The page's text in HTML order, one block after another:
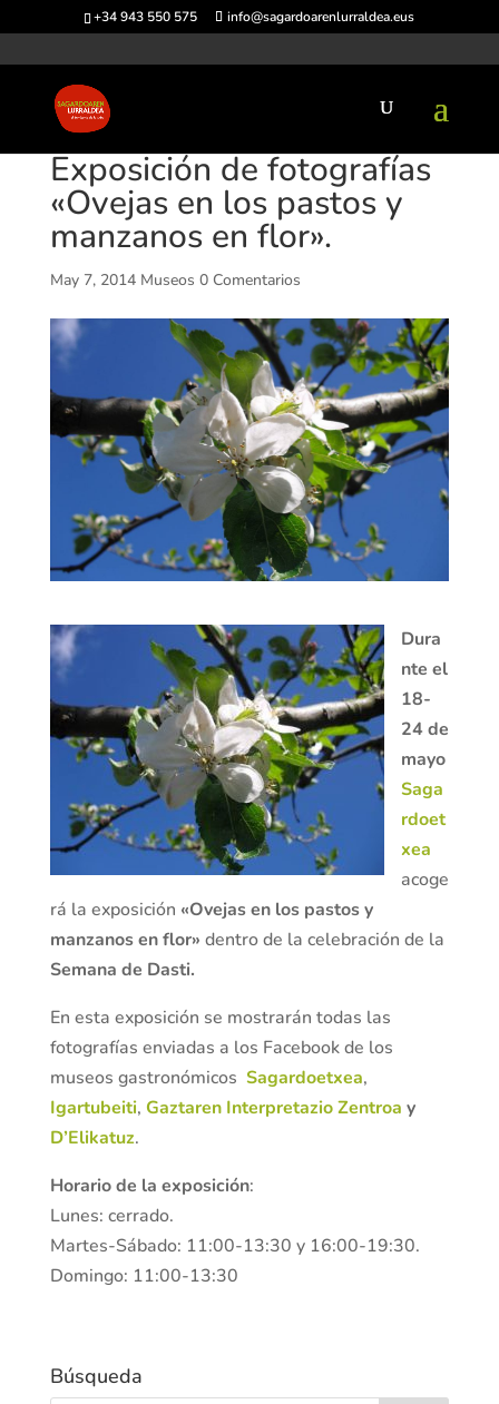
+34 943 550 575 info@sagardoarenlurraldea.eus
Exposición de fotografías
«Ovejas en los pastos y
manzanos en flor».
May 7, 2014 Museos 0 Comentarios
Dura
nte el
18-
24 de
mayo
Saga
rdoet
xea
acoge
rá la exposición «Ovejas en los pastos y
manzanos en flor» dentro de la celebración de la
Semana de Dasti.
En esta exposición se mostrarán todas las
fotografías enviadas a los Facebook de los
museos gastronómicos Sagardoetxea,
Igartubeiti, Gaztaren Interpretazio Zentroa y
D’Elikatuz.
Horario de la exposición:
Lunes: cerrado.
Martes-Sábado: 11:00-13:30 y 16:00-19:30.
Domingo: 11:00-13:30
Búsqueda